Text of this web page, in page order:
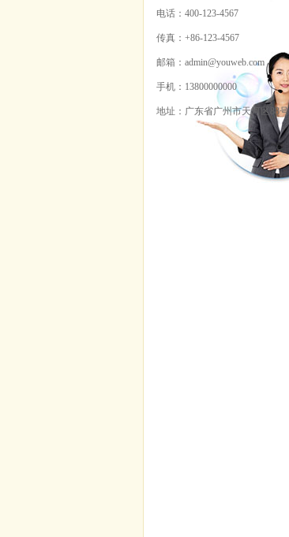
电话：400-123-4567
传真：+86-123-4567
邮箱：admin@youweb.com
手机：13800000000
地址：广东省广州市天河区88号